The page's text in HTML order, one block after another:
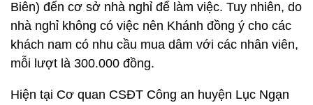
Biên) đến cơ sở nhà nghỉ để làm việc. Tuy nhiên, do
nhà nghỉ không có việc nên Khánh đồng ý cho các
khách nam có nhu cầu mua dâm với các nhân viên,
mỗi lượt là 300.000 đồng.
Hiện tại Cơ quan CSĐT Công an huyện Lục Ngạn